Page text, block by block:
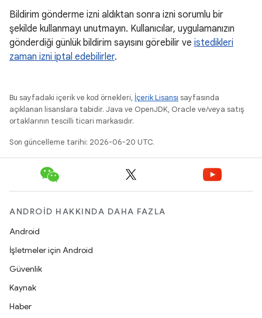
Bildirim gönderme izni aldıktan sonra izni sorumlu bir
şekilde kullanmayı unutmayın. Kullanıcılar, uygulamanızın
gönderdiği günlük bildirim sayısını görebilir ve istedikleri
zaman izni iptal edebilirler.
Bu sayfadaki içerik ve kod örnekleri, İçerik Lisansı sayfasında
açıklanan lisanslara tabidir. Java ve OpenJDK, Oracle ve/veya satış
ortaklarının tescilli ticari markasıdır.
Son güncelleme tarihi: 2026-06-20 UTC.
ANDROID HAKKINDA DAHA FAZLA
Android
İşletmeler için Android
Güvenlik
Kaynak
Haber